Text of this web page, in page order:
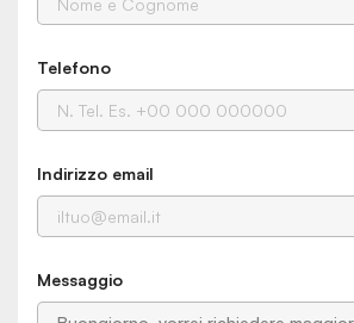
Telefono
Indirizzo email
Messaggio